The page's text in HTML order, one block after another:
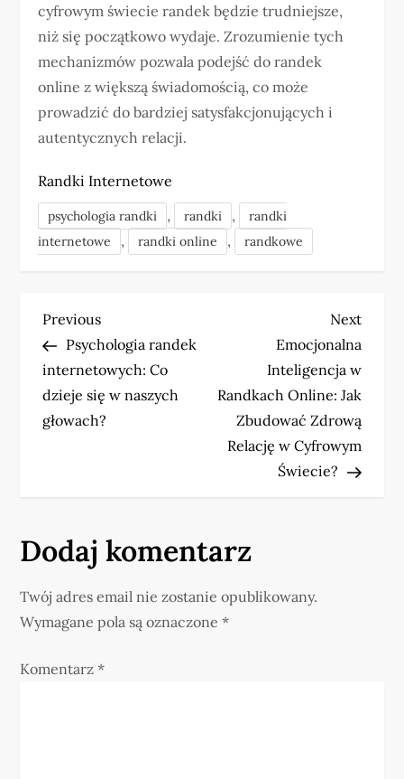
cyfrowym świecie randek będzie trudniejsze,
niż się początkowo wydaje. Zrozumienie tych
mechanizmów pozwala podejść do randek
online z większą świadomością, co może
prowadzić do bardziej satysfakcjonujących i
autentycznych relacji.
Randki Internetowe
psychologia randki , randki ,
randki
internetowe
, randki online , randkowe
N
a
w
c
j
w
Previous
Post
Previous
Psychologia randek
internetowych: Co
dzieje się w naszych
głowach?
Next
Post
Next
Emocjonalna
Inteligencja w
Randkach Online: Jak
Zbudować Zdrową
Relację w Cyfrowym
Świecie?
Dodaj komentarz
Twój adres email nie zostanie opublikowany.
Wymagane pola są oznaczone*
Komentarz*